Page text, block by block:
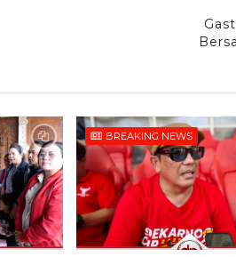
BREAKING NEWS